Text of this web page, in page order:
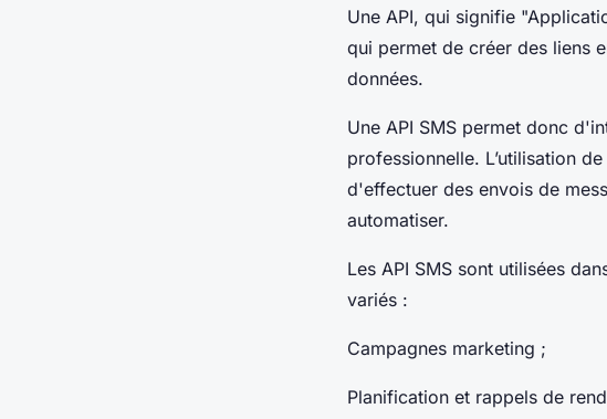
Une API, qui signifie
qui permet de créer des liens
données.
Une API SMS permet donc
professionnelle. L’utilisation
d'effectuer des envois de
automatiser.
Les API SMS sont utilisées
variés :
Campagnes marketing ;
Planification et rappels de